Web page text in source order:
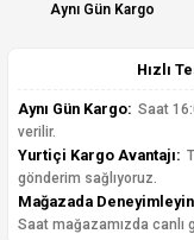
Aynı Gün Kargo
Hızlı
Aynı Gün Kargo: Saat
verilir.
Yurtiçi Kargo Avantajı:
gönderim sağlıyoruz.
Mağazada
Saat mağazamızda canlı